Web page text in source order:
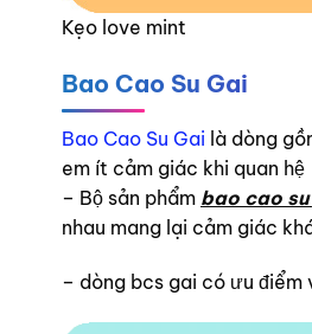
Kẹo love mint
Bao Cao Su Gai
Bao Cao Su Gai là dòng
em ít cảm giác khi quan hệ
– Bộ sản phẩm bao cao
nhau mang lại cảm giác
– dòng bcs gai có ưu